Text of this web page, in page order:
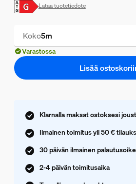
Lataa tuotetiedote
Koko5m
Varastossa
Lisää
Klarnalla maksat ostoksesi
Ilmainen toimitus yli 50 €
30 päivän ilmainen
2-4 päivän toimitusaika